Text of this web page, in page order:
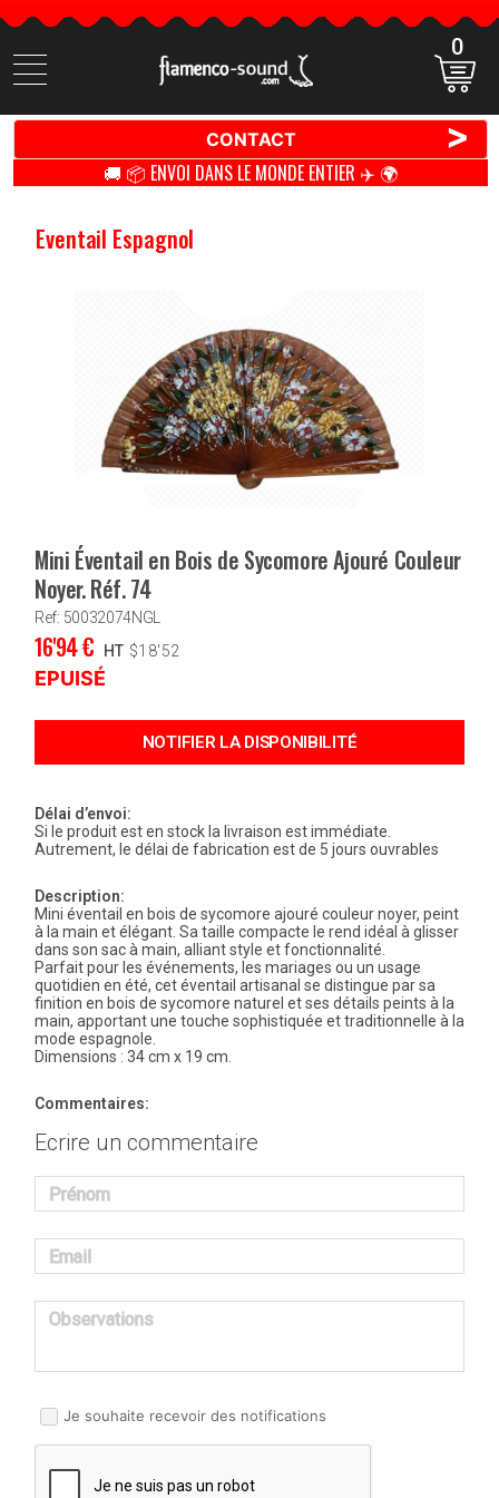
Cherchez
des
0
CONTACT >
🚚 📦 ENVOI DANS LE MONDE ENTIER ✈️ 🌍
Eventail Espagnol
Mini Éventail en Bois de Sycomore Ajouré Couleur
Noyer. Réf. 74
Ref: 50032074NGL
16'94€ HT $18'52
EPUISÉ
Délai d’envoi:
Si le produit est en stock la livraison est immédiate.
Autrement, le délai de fabrication est de 5 jours ouvrables
Description:
Mini éventail en bois de sycomore ajouré couleur noyer, peint
à la main et élégant. Sa taille compacte le rend idéal à glisser
dans son sac à main, alliant style et fonctionnalité.
Parfait pour les événements, les mariages ou un usage
quotidien en été, cet éventail artisanal se distingue par sa
finition en bois de sycomore naturel et ses détails peints à la
main, apportant une touche sophistiquée et traditionnelle à la
mode espagnole.
Dimensions : 34 cm x 19 cm.
Commentaires:
Ecrire un commentaire
Prénom
Email
Observations
Je souhaite recevoir des notifications